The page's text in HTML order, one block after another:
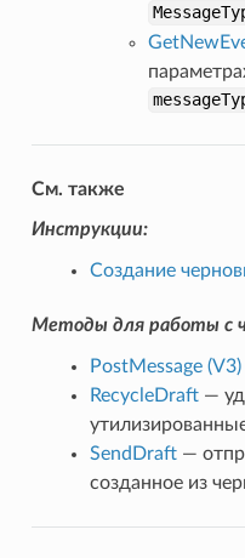
См. также
Инструкции:
Создание
Методы для работы с
PostMessage (V3)
RecycleDraft—
SendDraft—
созданное из